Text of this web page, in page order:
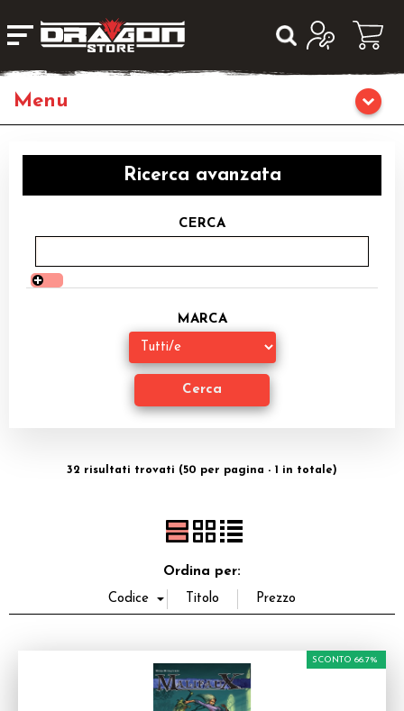
Giochi di Ruolo
Librigame
Editoria
Giochi di Carte Collezionabili
Accessori
Ricerca avanzata
CERCA
MARCA
32 risultati trovati (50 per pagina - 1 in totale)
Ordina per:
SCONTO 66.7%